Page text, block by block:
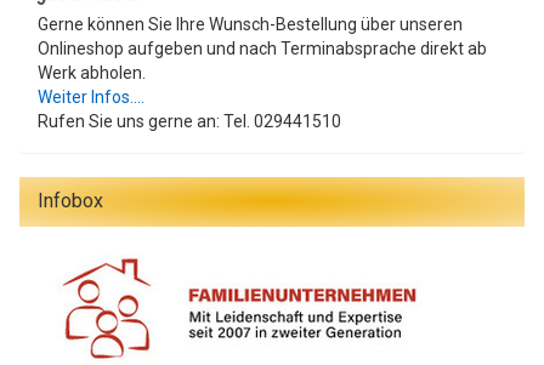
Gerne können Sie Ihre Wunsch-Bestellung über unseren
Onlineshop aufgeben und nach Terminabsprache direkt ab
Werk abholen.
Weiter Infos....
Rufen Sie uns gerne an: Tel. 029441510
Infobox